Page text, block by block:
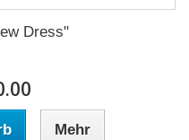
Dress"
Mehr